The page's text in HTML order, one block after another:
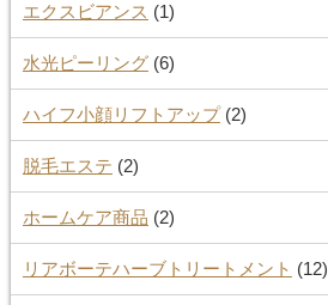
エクスビアンス (1)
水光ピーリング(6)
ハイフ小顔リフトアップ(2)
脱毛エステ (2)
ホームケア商品 (2)
リアボーテハーブトリートメント (12)